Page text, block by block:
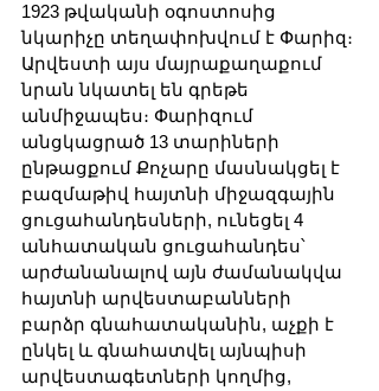
1923 թվականի օգոստոսից
նկարիչը տեղափոխվում է Փարիզ։
Արվեստի այս մայրաքաղաքում
նրան նկատել են գրեթե
անմիջապես։ Փարիզում
անցկացրած 13 տարիների
ընթացքում Քոչարը մասնակցել է
բազմաթիվ հայտնի միջազգային
ցուցահանդեսների, ունեցել 4
անհատական ​​ցուցահանդես՝
արժանանալով այն ժամանակվա
հայտնի արվեստաբանների
բարձր գնահատականին, աչքի է
ընկել և գնահատվել այնպիսի
արվեստագետների կողմից,